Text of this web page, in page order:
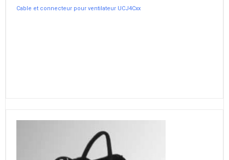
Cable et connecteur pour ventilateur UCJ4Cxx